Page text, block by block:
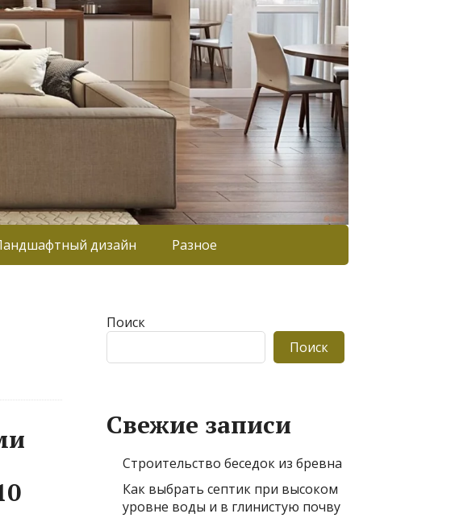
дизайн Разное
Поиск
Поиск
Свежие записи
Строительство беседок из бревна
Как выбрать септик при высоком
уровне воды и в глинистую почву